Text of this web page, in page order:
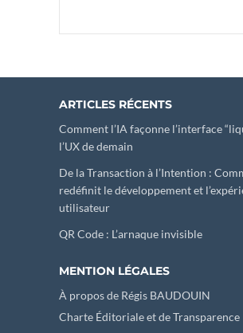
ARTICLES RÉCENTS
Comment l’IA façonne l’interface
l’UX de demain
De la Transaction à l’Intention :
redéfinit le développement et
utilisateur
QR Code : L’arnaque invisible
MENTION LÉGALES
À propos de Régis BAUDOUIN
Charte Éditoriale et de Transparence